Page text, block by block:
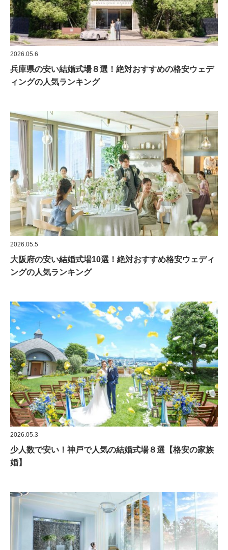
2026.05.6
兵庫県の安い結婚式場８選！絶対おすすめの格安ウェデ
ィングの人気ランキング
2026.05.5
大阪府の安い結婚式場10選！絶対おすすめ格安ウェディ
ングの人気ランキング
2026.05.3
少人数で安い！神戸で人気の結婚式場８選【格安の家族
婚】